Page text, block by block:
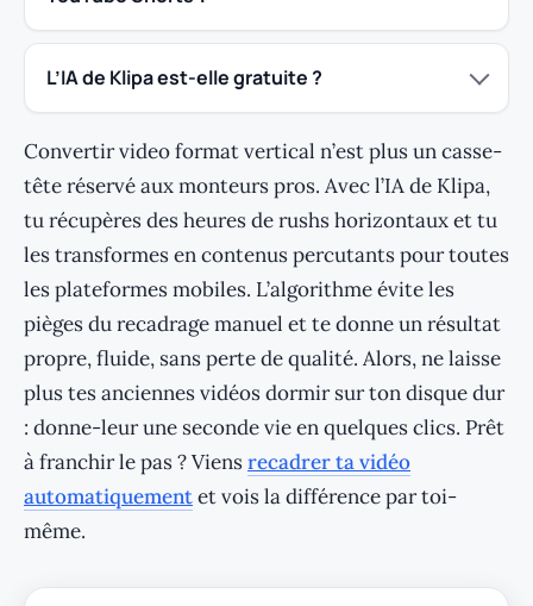
L’IA de Klipa est-elle gratuite ?
Convertir video format vertical n’est plus un casse-
tête réservé aux monteurs pros. Avec l’IA de Klipa,
tu récupères des heures de rushs horizontaux et tu
les transformes en contenus percutants pour toutes
les plateformes mobiles. L’algorithme évite les
pièges du recadrage manuel et te donne un résultat
propre, fluide, sans perte de qualité. Alors, ne laisse
plus tes anciennes vidéos dormir sur ton disque dur
: donne-leur une seconde vie en quelques clics. Prêt
à franchir le pas ? Viensrecadrer ta vidéo
automatiquementet vois la différence par toi-
même.